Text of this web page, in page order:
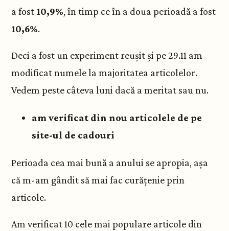
a fost 10,9%, în timp ce în a doua perioadă a fost
10,6%.
Deci a fost un experiment reușit și pe 29.11 am
modificat numele la majoritatea articolelor.
Vedem peste câteva luni dacă a meritat sau nu.
am verificat din nou articolele de pe
site-ul de cadouri
Perioada cea mai bună a anului se apropia, așa
că m-am gândit să mai fac curățenie prin
articole.
Am verificat 10 cele mai populare articole din